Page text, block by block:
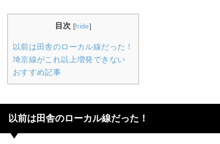
目次 [hide]
以前は田舎のローカル線だった！
埼京線がこれ以上増発できない
おすすめ記事
以前は田舎のローカル線だった！